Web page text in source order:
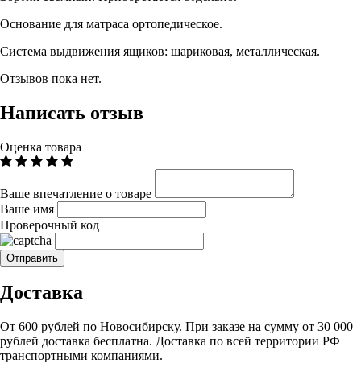
Основание для матраса ортопедическое.
Система выдвижения ящиков: шариковая, металлическая.
Отзывов пока нет.
Написать отзыв
Оценка товара
Ваше впечатление о товаре
Ваше имя
Проверочный код
Доставка
От 600 рублей по Новосибирску. При заказе на сумму от 30 000
рублей доставка бесплатна. Доставка по всей территории РФ
транспортными компаниями.